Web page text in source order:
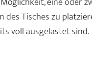
des Tisches zu
voll ausgelastet sind.